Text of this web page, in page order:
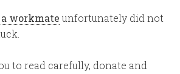
workmate unfortunately did not
to read carefully, donate and